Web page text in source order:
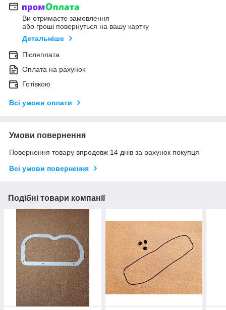
Ви отримаєте замовлення
або гроші повернуться на вашу картку
Детальніше
Післяплата
Оплата на рахунок
Готівкою
Всі умови оплати
Умови повернення
Повернення товару впродовж 14 днів за рахунок покупця
Всі умови повернення
Подібні товари компанії